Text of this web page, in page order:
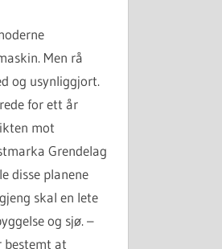
Men rå
og usynliggjort.
for ett år
mot
Grendelag
disse planene
skal en lete
og sjø. –
bestemt at